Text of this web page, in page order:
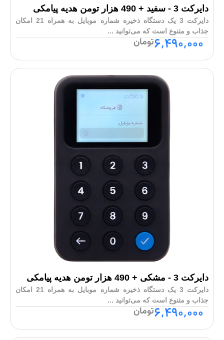
دایرکت 3 - سفید + 490 هزار تومن هدیه پیامکی
دایرکت 3 یک دستگاه ذخیره شماره موبایل به همراه 21 امکان
جذاب و متنوع است که می‌توانید ...
6,490,000تومان
دایرکت 3 - مشکی + 490 هزار تومن هدیه پیامکی
دایرکت 3 یک دستگاه ذخیره شماره موبایل به همراه 21 امکان
جذاب و متنوع است که می‌توانید ...
6,490,000تومان